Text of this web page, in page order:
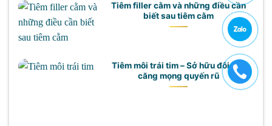
Tiêm filler cằm và những điều cần
biết sau tiêm cằm
Tiêm môi trái tim – Sở hữu đôi môi
căng mọng quyến rũ